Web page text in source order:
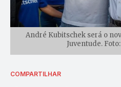
André Kubitschek será o
Juventude.
COMPARTILHAR